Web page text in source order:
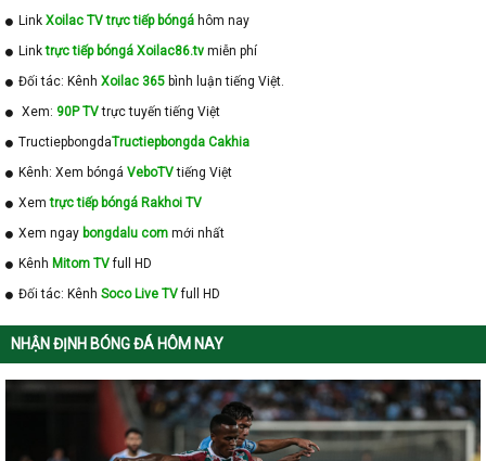
Link Xoilac TV trực tiếp bóngá hôm nay
Linktrực tiếp bóngá Xoilac86.tv miễn phí
Đối tác: Kênh Xoilac 365 bình luận tiếng Việt.
Xem: 90P TVtrực tuyến tiếng Việt
TructiepbongdaTructiepbongda Cakhia
Kênh: Xem bóngá VeboTVtiếng Việt
Xemtrực tiếp bóngá Rakhoi TV
Xem ngay bongdalu com mới nhất
Kênh Mitom TVfull HD
Đối tác: Kênh Soco Live TVfull HD
NHẬN ĐỊNH BÓNG ĐÁ HÔM NAY